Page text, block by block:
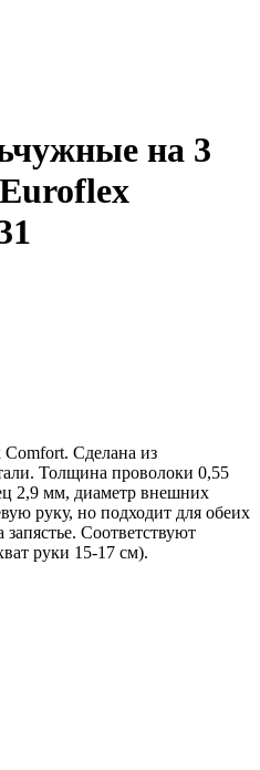
на 3
Сделана из
Толщина проволоки 0,55
2,9 мм, диаметр внешних
руку, но подходит для обеих
Соответствуют
руки 15-17 см).